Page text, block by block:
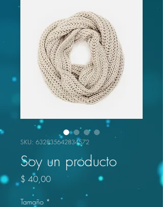
SKU: 632835642834572
Soy un producto
$ 40,00Precio
Tamaño *